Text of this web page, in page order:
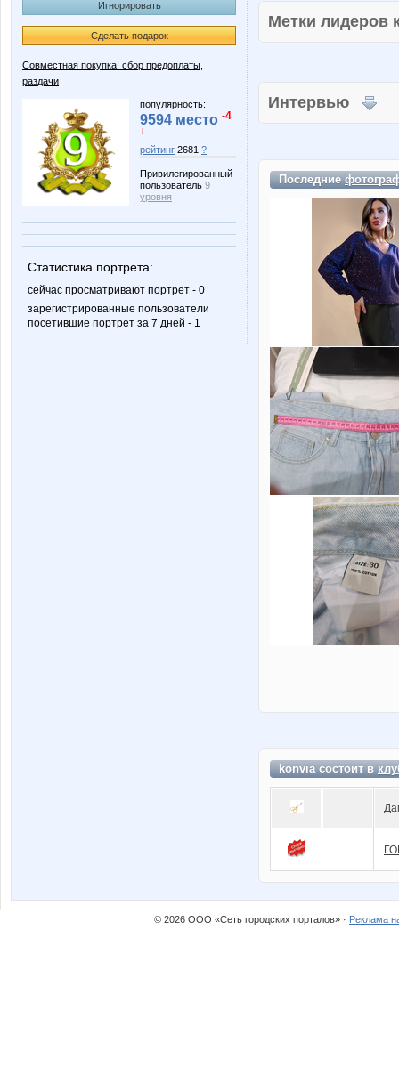
Игнорировать
Сделать подарок
Совместная покупка: сбор предоплаты,
раздачи
популярность:
9594 место -4
↓
рейтинг 2681 ?
Привилегированный
пользователь 9
уровня
Статистика портрета:
сейчас просматривают портрет - 0
зарегистрированные пользователи
посетившие портрет за 7 дней - 1
Метки
Интервью
Последние
konvia состоит в
© 2026 ООО «Сеть городских порталов» · Реклама